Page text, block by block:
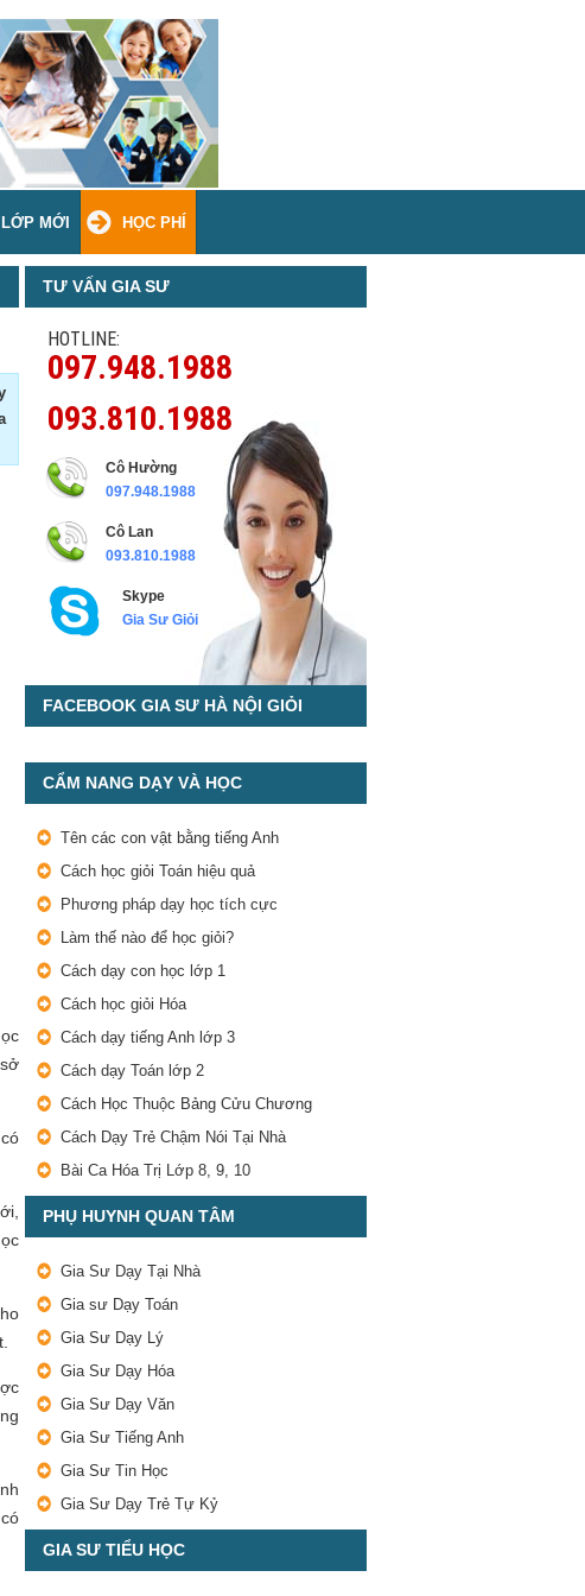
LỚP MỚI HỌC PHÍ
TƯ VẤN GIA SƯ
HOTLINE:
097.948.1988
093.810.1988
Cô Hường
097.948.1988
Cô Lan
093.810.1988
Skype
Gia Sư Giỏi
FACEBOOK GIA SƯ HÀ NỘI GIỎI
CẨM NANG DẠY VÀ HỌC
Tên các con vật bằng tiếng Anh
Cách học giỏi Toán hiệu quả
Phương pháp dạy học tích cực
Làm thế nào để học giỏi?
Cách dạy con học lớp 1
Cách học giỏi Hóa
Cách dạy tiếng Anh lớp 3
Cách dạy Toán lớp 2
Cách Học Thuộc Bảng Cửu Chương
Cách Dạy Trẻ Chậm Nói Tại Nhà
Bài Ca Hóa Trị Lớp 8, 9, 10
PHỤ HUYNH QUAN TÂM
Gia Sư Dạy Tại Nhà
Gia sư Dạy Toán
Gia Sư Dạy Lý
Gia Sư Dạy Hóa
Gia Sư Dạy Văn
Gia Sư Tiếng Anh
Gia Sư Tin Học
Gia Sư Dạy Trẻ Tự Kỷ
GIA SƯ TIỂU HỌC